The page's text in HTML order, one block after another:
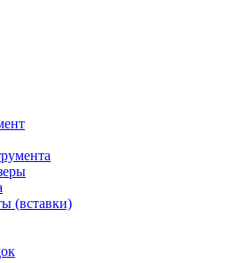
(вставки)